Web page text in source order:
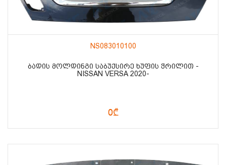
NS083010100
ᲑᲐᲓᲘᲡ ᲛᲝᲚᲓᲘᲜᲒᲘ ᲡᲐᲑᲣᲥᲡᲘᲠᲔ ᲮᲣᲤᲘᲡ ᲭᲠᲘᲚᲘᲗ -
NISSAN VERSA 2020-
0₾